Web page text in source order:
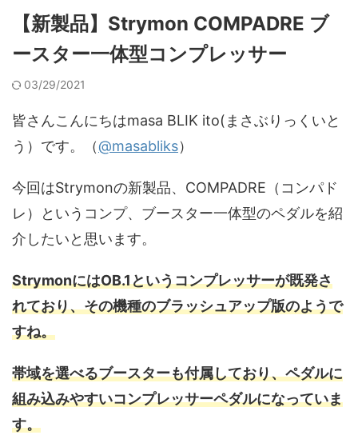
【新製品】Strymon COMPADRE ブ
ースター一体型コンプレッサー
03/29/2021
皆さんこんにちはmasa BLIK ito(まさぶりっくいと
う）です。（@masabliks）
今回はStrymonの新製品、COMPADRE（コンパド
レ）というコンプ、ブースター一体型のペダルを紹
介したいと思います。
StrymonにはOB.1というコンプレッサーが既発さ
れており、その機種のブラッシュアップ版のようで
すね。
帯域を選べるブースターも付属しており、ペダルに
組み込みやすいコンプレッサーペダルになっていま
す。